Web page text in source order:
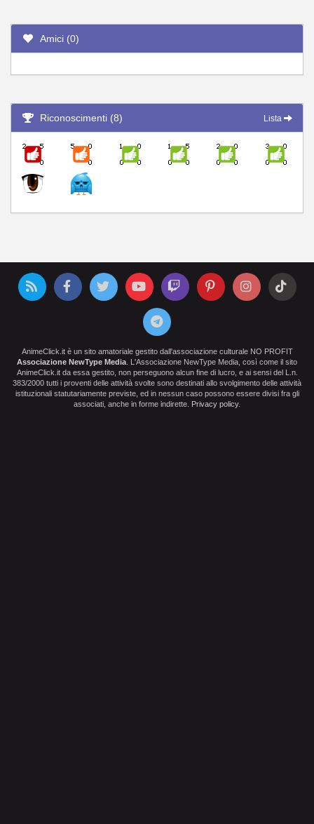
Amici (0)
Riconoscimenti (8) Lista
AnimeClick.it è un sito amatoriale gestito dall'associazione culturale NO PROFIT
Associazione NewType Media . L'Associazione NewType Media, così come il sito
AnimeClick.it da essa gestito, non perseguono alcun fine di lucro, e ai sensi del L.n.
383/2000 tutti i proventi delle attività svolte sono destinati allo svolgimento delle attività
istituzionali statutariamente previste, ed in nessun caso possono essere divisi fra gli
associati, anche in forme indirette. Privacy policy.